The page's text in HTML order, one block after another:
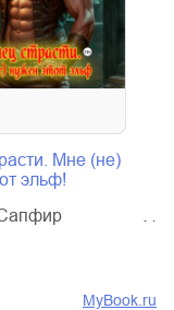
Мне (не)
эльф!
MyBook.ru